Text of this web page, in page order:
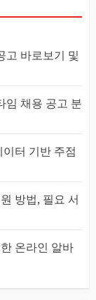
고 바로보기 및
임 채용 공고 분
터 기반 주점
방법, 필요 서
온라인 알바